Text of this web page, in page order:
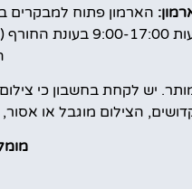
(אפריל-אוקטובר)
יש לקחת בחשבון כי
הצילום מוגבל או